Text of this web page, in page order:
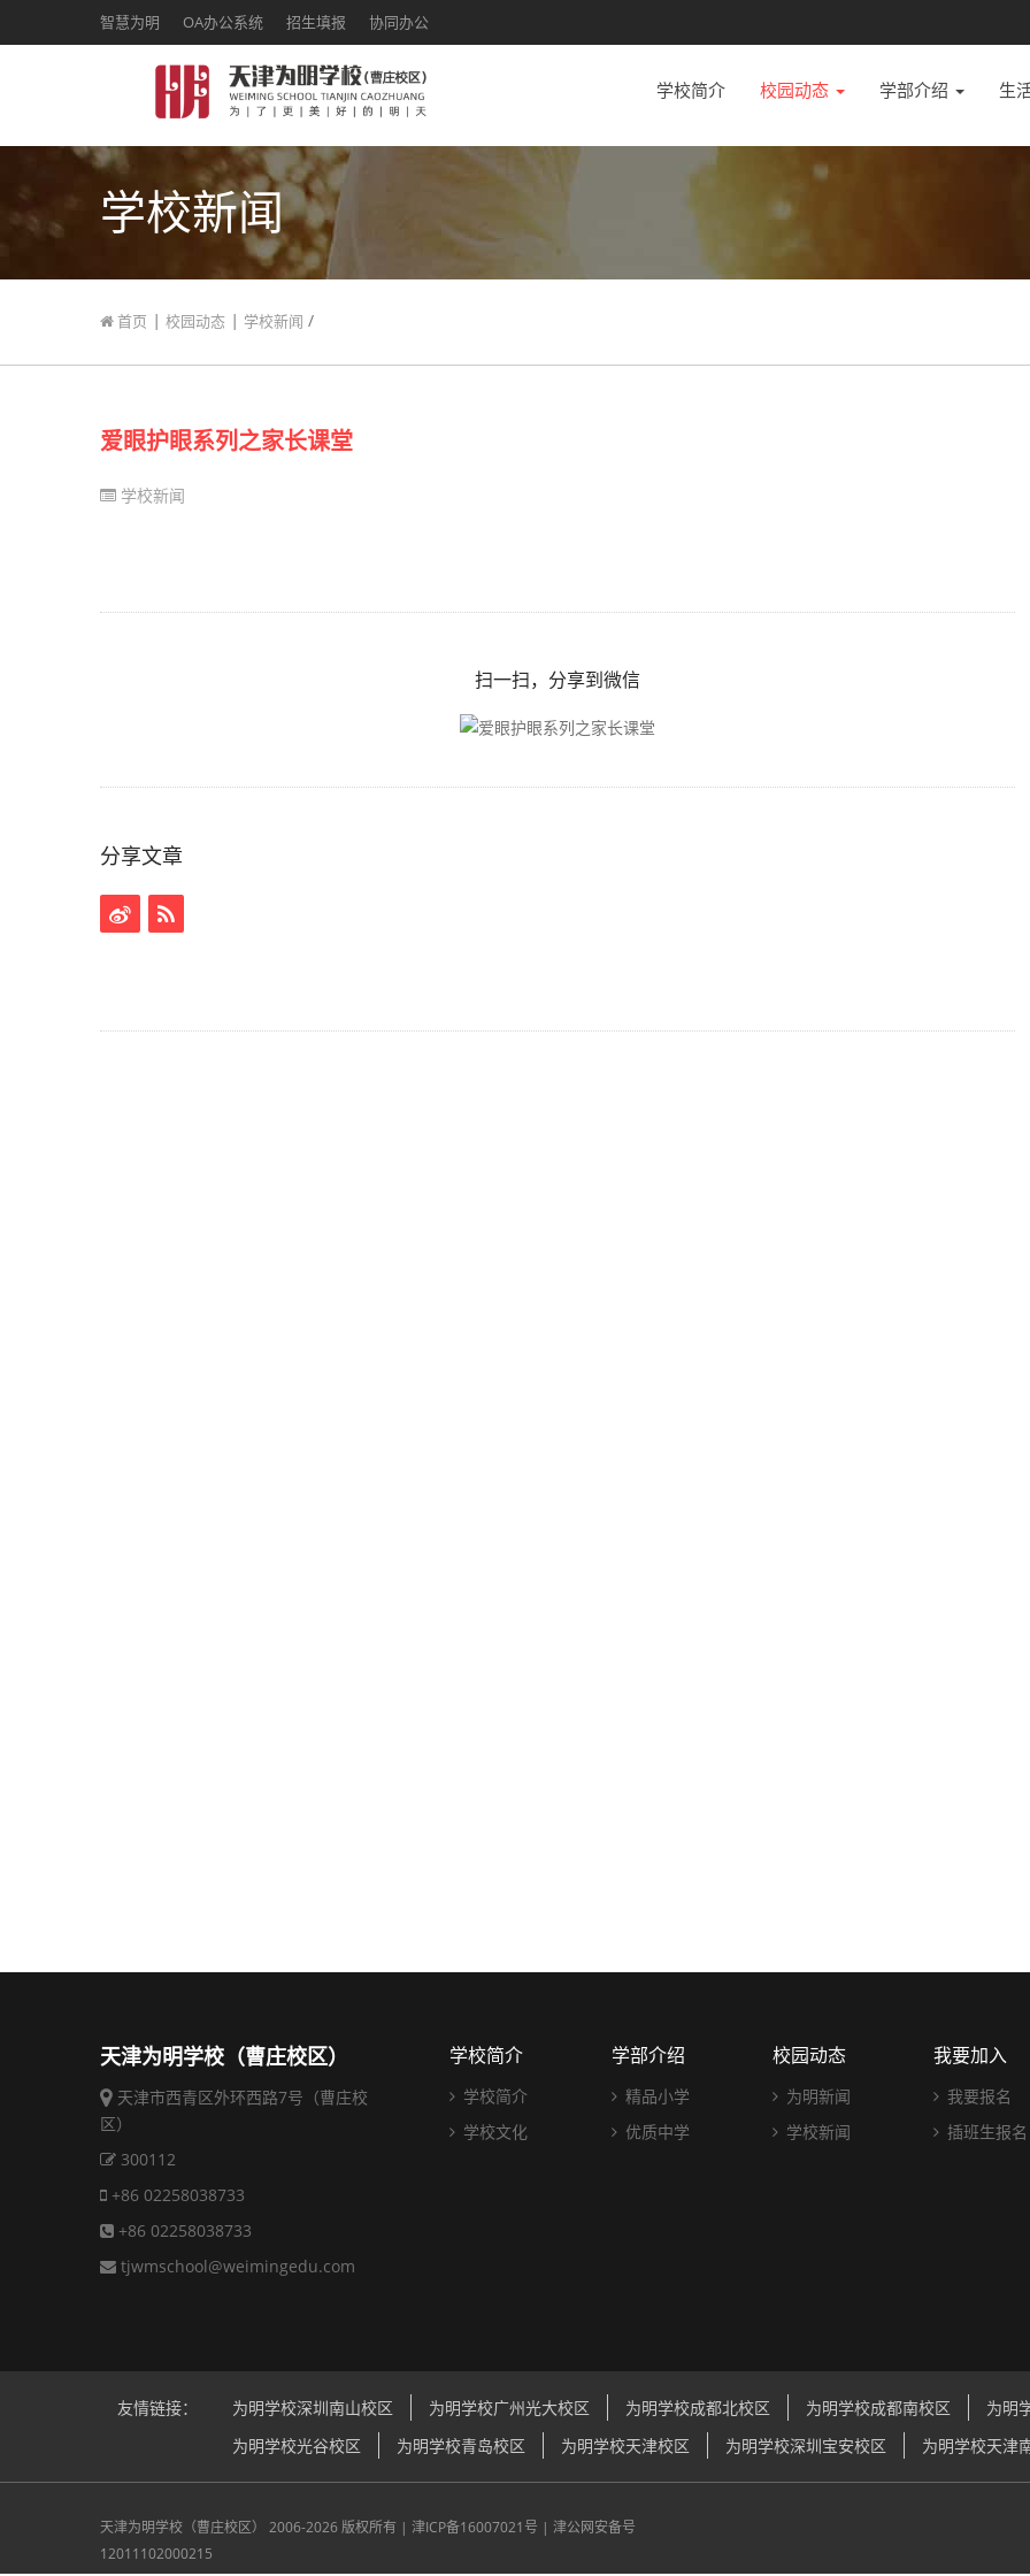
智慧为明 OA办公系统 招生填报 协同办公
学校简介 校园动态 学部介绍 生
学校新闻
首页 | 校园动态 | 学校新闻 /
爱眼护眼系列之家长课堂
学校新闻
扫一扫，分享到微信
分享文章
天津为明学校（曹庄校区）
天津市西青区外环西路7号（曹庄校
区）
300112
+86 02258038733
+86 02258038733
tjwmschool@weimingedu.com
学校简介
学校简介
学校文化
学部介绍
精品小学
优质中学
校园动态
为明新闻
学校新闻
我要加入
我要报名
插班生报名
友情链接： 为明学校深圳南山校区 为明学校广州光大校区 为明学校成都北校区 为明学校成都南校区
为明
为明学校光谷校区
为明学校青岛校区 为明学校天津校区 为明学校深圳宝安校区 为明学校天津
天津为明学校（曹庄校区） 2006-2026 版权所有 | 津ICP备16007021号 | 津公网安备号
12011102000215